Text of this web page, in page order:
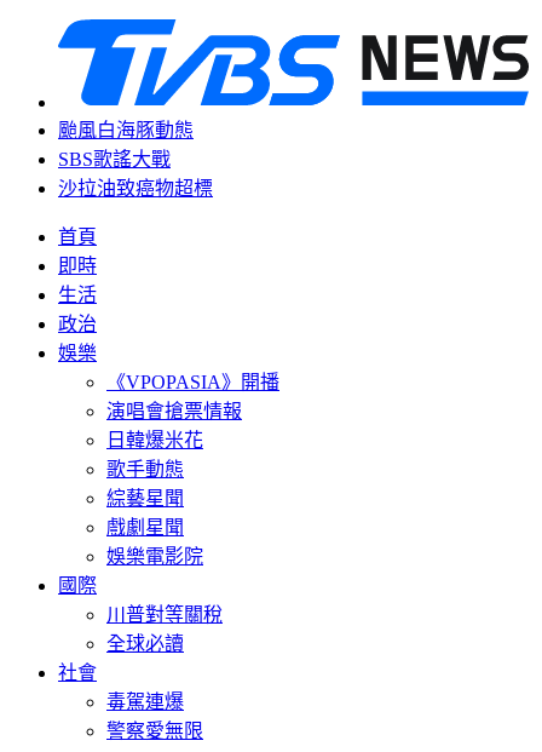
颱風白海豚動態
SBS歌謠大戰
沙拉油致癌物超標
首頁
即時
生活
政治
娛樂
《VPOPASIA》開播
演唱會搶票情報
日韓爆米花
歌手動態
綜藝星聞
戲劇星聞
娛樂電影院
國際
川普對等關稅
全球必讀
社會
毒駕連爆
警察愛無限